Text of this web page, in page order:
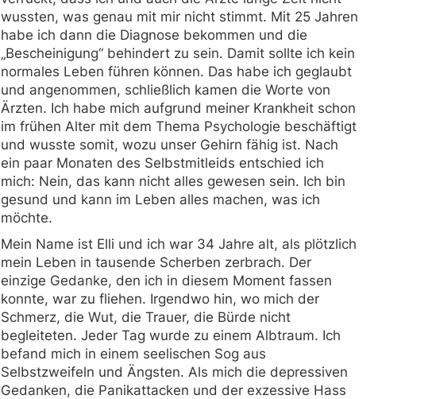
wussten, was genau mit mir nicht stimmt. Mit 25 Jahren
habe ich dann die Diagnose bekommen und die
„Bescheinigung“ behindert zu sein. Damit sollte ich kein
normales Leben führen können. Das habe ich geglaubt
und angenommen, schließlich kamen die Worte von
Ärzten. Ich habe mich aufgrund meiner Krankheit schon
im frühen Alter mit dem Thema Psychologie beschäftigt
und wusste somit, wozu unser Gehirn fähig ist. Nach
ein paar Monaten des Selbstmitleids entschied ich
mich: Nein, das kann nicht alles gewesen sein. Ich bin
gesund und kann im Leben alles machen, was ich
möchte.
Mein Name ist Elli und ich war 34 Jahre alt, als plötzlich
mein Leben in tausende Scherben zerbrach. Der
einzige Gedanke, den ich in diesem Moment fassen
konnte, war zu fliehen. Irgendwo hin, wo mich der
Schmerz, die Wut, die Trauer, die Bürde nicht
begleiteten. Jeder Tag wurde zu einem Albtraum. Ich
befand mich in einem seelischen Sog aus
Selbstzweifeln und Ängsten. Als mich die depressiven
Gedanken, die Panikattacken und der exzessive Hass